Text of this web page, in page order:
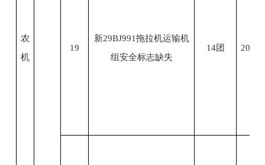
农
机
19
新29BJ991拖拉机运输机
组安全标志缺失
14团